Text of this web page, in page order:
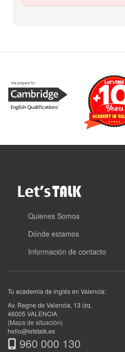
Quienes Somos
Dónde estamos
Información de contacto
Tu academia de inglés en Valencia:
Av. Regne de Valencia, 13 izq..
46005 VALENCIA
(Mapa de situación)
hello@letstalk.es
960 000 130